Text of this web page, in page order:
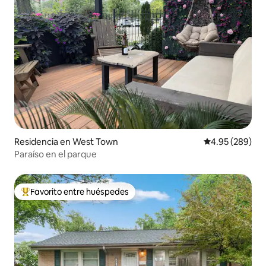
Residencia en West Town Calificación
4.95 (289)
Paraíso en el parque
De los mejores en Favorito entre huéspedes
Favorito entre huéspedes